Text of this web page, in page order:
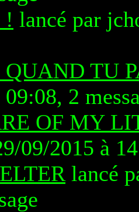
! lancé par
TU
2
OF MY
09/2015 à
lancé